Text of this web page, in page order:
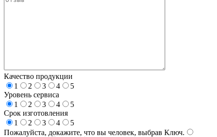
Качество продукции
1
2 3 4
5
Уровень сервиса
1
2 3 4
5
Срок изготовления
1
2 3 4
5
Пожалуйста, докажите, что вы человек, выбрав Ключ.